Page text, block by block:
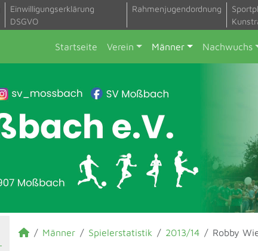
Einwilligungserklärung
DSGVO
Rahmenjugendordnung
Startseite Verein Männer Nachwuchs
Männer Spielerstatistik 2013/14 Robby